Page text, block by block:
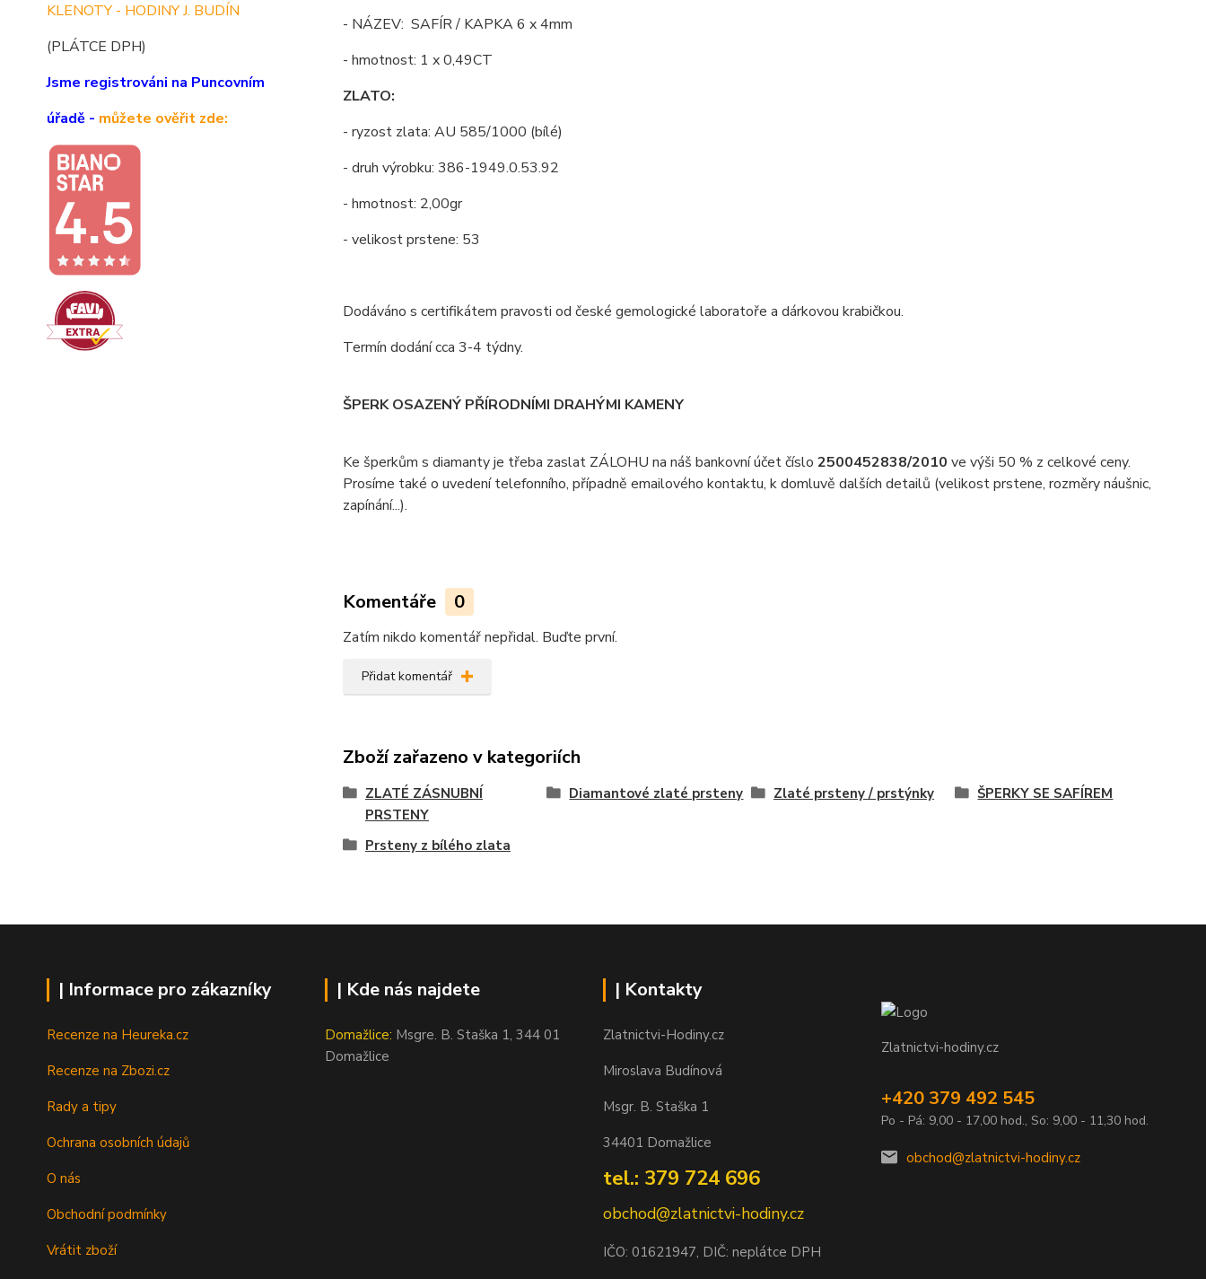
KLENOTY - HODINY J. BUDÍN
(PLÁTCE DPH)
Jsme registrováni na Puncovním
úřadě - můžete ověřit zde:
- NÁZEV: SAFÍR / KAPKA 6 x 4mm
- hmotnost: 1 x 0,49CT
ZLATO:
- ryzost zlata: AU 585/1000 (bílé)
- druh výrobku: 386-1949.0.53.92
- hmotnost: 2,00gr
- velikost prstene: 53
Dodáváno s certifikátem pravosti od české gemologické laboratoře a dárkovou krabičkou.
Termín dodání cca 3-4 týdny.
ŠPERK OSAZENÝ PŘÍRODNÍMI DRAHÝMI KAMENY
Ke šperkům s diamanty je třeba zaslat ZÁLOHU na náš bankovní účet číslo 2500452838/2010 ve výši 50 % z celkové ceny.
Prosíme také o uvedení telefonního, případně emailového kontaktu, k domluvě dalších detailů (velikost prstene, rozměry náušnic,
zapínání...).
Komentáře 0
Zatím nikdo komentář nepřidal. Buďte první.
Přidat komentář
Zboží zařazeno v kategoriích
ZLATÉ ZÁSNUBNÍ
PRSTENY
Diamantové zlaté prsteny Zlaté prsteny / prstýnky ŠPERKY SE SAFÍREM
Prsteny z bílého zlata
| Informace pro zákazníky
Recenze na Heureka.cz
Recenze na Zbozi.cz
Rady a tipy
Ochrana osobních údajů
O nás
Obchodní podmínky
Vrátit zboží
| Kde nás najdete
Domažlice: Msgre. B. Staška 1, 344 01
Domažlice
| Kontakty
Zlatnictvi-Hodiny.cz
Miroslava Budínová
Msgr. B. Staška 1
34401 Domažlice
tel.: 379 724 696
obchod@zlatnictvi-hodiny.cz
IČO: 01621947, DIČ: neplátce DPH
Zlatnictvi-hodiny.cz
+420 379 492 545
Po - Pá: 9,00 - 17,00 hod., So: 9,00 - 11,30 hod.
obchod@zlatnictvi-hodiny.cz